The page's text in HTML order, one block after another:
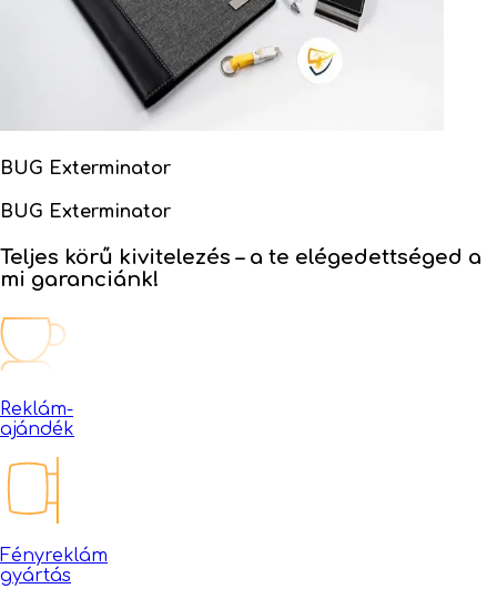
BUG Exterminator
BUG Exterminator
Teljes körű kivitelezés – a te elégedettséged a
mi garanciánk!
Reklám-
ajándék
Fényreklám
gyártás